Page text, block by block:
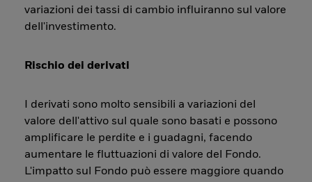
variazioni dei tassi di cambio influiranno sul valore
dell'investimento.
Rischio dei derivati
I derivati sono molto sensibili a variazioni del
valore dell'attivo sul quale sono basati e possono
amplificare le perdite e i guadagni, facendo
aumentare le fluttuazioni di valore del Fondo.
L'impatto sul Fondo può essere maggiore quando